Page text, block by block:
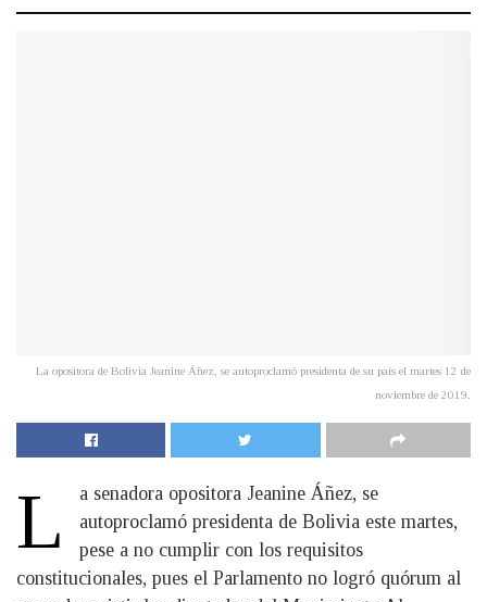
La opositora de Bolivia Jeanine Áñez, se autoproclamó presidenta de su país el martes 12 de
noviembre de 2019.
L
a senadora opositora Jeanine Áñez, se
autoproclamó presidenta de Bolivia este martes,
pese a no cumplir con los requisitos
constitucionales, pues el Parlamento no logró quórum al